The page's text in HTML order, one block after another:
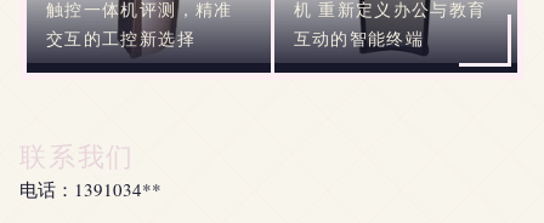
触控一体机评测，精准
交互的工控新选择
机 重新定义办公与教育
互动的智能终端
联系我们
电话：1391034**